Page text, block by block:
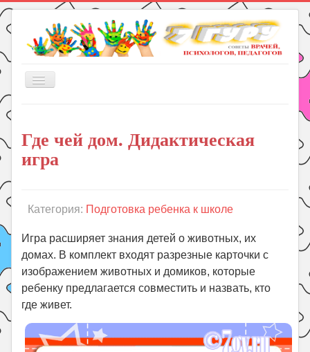
Включить/
Книги
Рукоделие
Уроки
Праздники
Психология
Летом!
Поиск
Где чей дом. Дидактическая
игра
Категория: Подготовка ребенка к школе
Игра расширяет знания детей о животных, их
домах. В комплект входят разрезные карточки с
изображением животных и домиков, которые
ребенку предлагается совместить и назвать, кто
где живет.